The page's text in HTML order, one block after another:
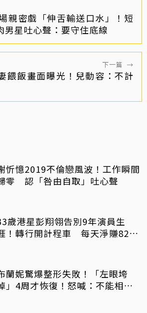
親密戲「伸舌輸送口水」！短
星吐心聲：要守住底線
下一篇 →
餵飯畫面曝光！兒動容：不計
忻憶2019不倫戀風波！工作瞬間
零 認「咎由自取」吐心聲
歲港星彭翔翎告別9年演員生
！轉行開計程車 每天淨賺8200
蘭妮驚爆整形失敗！「左眼垮
」4周才恢復！怒喊：不能相信